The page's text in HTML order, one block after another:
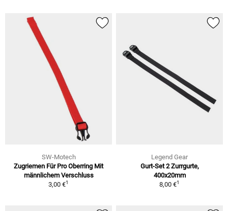
SW-Motech
Zugriemen Für Pro Oberring Mit
männlichem Verschluss
3,00 €1
Legend Gear
Gurt-Set 2 Zurrgurte,
400x20mm
8,00 €1